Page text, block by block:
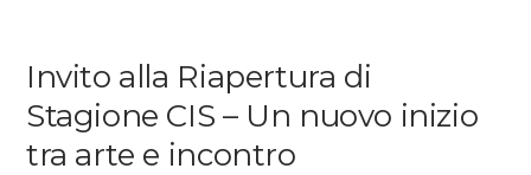
Support us
Invito alla Riapertura di
Stagione CIS – Un nuovo inizio
tra arte e incontro